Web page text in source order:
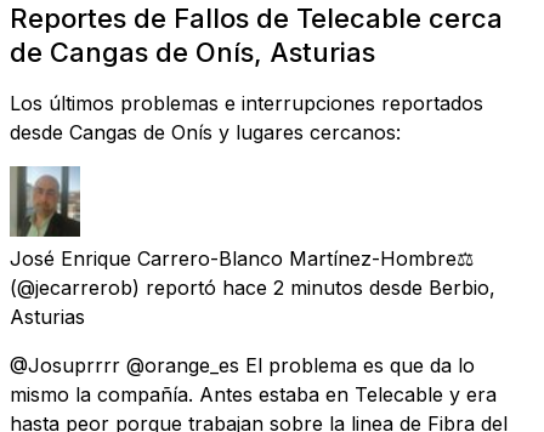
Reportes de Fallos de Telecable cerca
de Cangas de Onís, Asturias
Los últimos problemas e interrupciones reportados
desde Cangas de Onís y lugares cercanos:
José Enrique Carrero-Blanco Martínez-Hombre⚖️
(@jecarrerob) reportó hace 2 minutos desde Berbio,
Asturias
@Josuprrrr @orange_es El problema es que da lo
mismo la compañía. Antes estaba en Telecable y era
hasta peor porque trabajan sobre la linea de Fibra del